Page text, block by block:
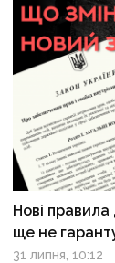
Нові правила
ще не
31 липня, 10:12